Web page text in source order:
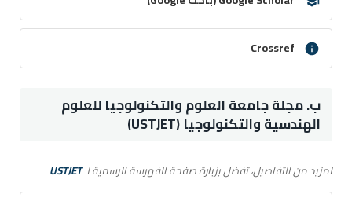
Crossref
ب. مجلة جامعة العلوم والتكنولوجيا للعلوم
الهندسية والتكنولوجيا (USTJET)
لمزيد من التفاصيل، تفضل بزيارة صفحة الفهرسة الرسمية لـUSTJET